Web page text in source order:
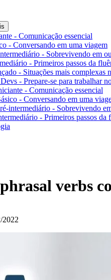
- Comunicação essencial
- Conversando em uma viagem
- Sobrevivendo em
- Primeiros passos da
- Situações mais complexas
- Prepare-se para trabalhar
- Comunicação essencial
- Conversando em uma
intermediário - Sobrevivendo
- Primeiros passos da
verbs
2022